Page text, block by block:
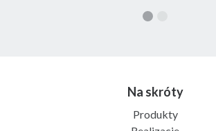
Na skróty
Produkty